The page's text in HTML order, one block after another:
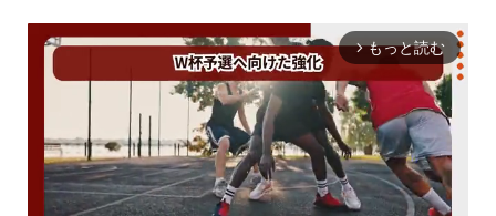
arrow_forward_ios もっと読む